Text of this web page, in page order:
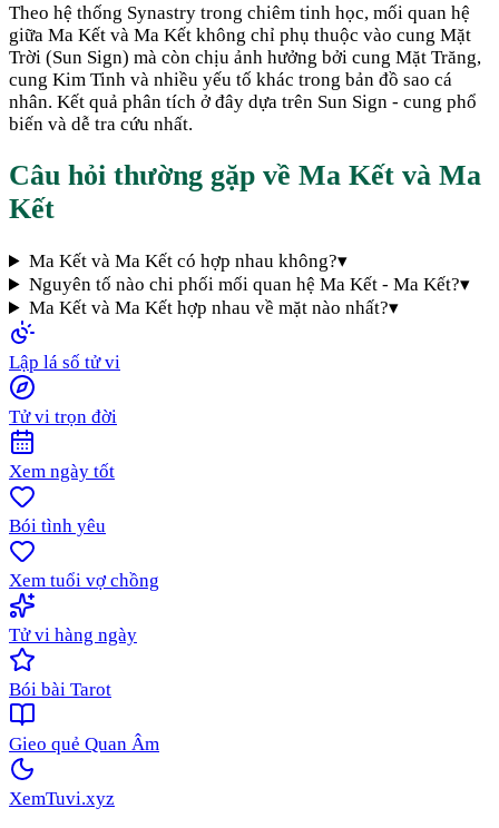
Theo hệ thống Synastry trong chiêm tinh học, mối quan hệ
giữa Ma Kết và Ma Kết không chỉ phụ thuộc vào cung Mặt
Trời (Sun Sign) mà còn chịu ảnh hưởng bởi cung Mặt Trăng,
cung Kim Tinh và nhiều yếu tố khác trong bản đồ sao cá
nhân. Kết quả phân tích ở đây dựa trên Sun Sign - cung phổ
biến và dễ tra cứu nhất.
Câu hỏi thường gặp về Ma Kết và Ma
Kết
Ma Kết và Ma Kết có hợp nhau không?▾
Nguyên tố nào chi phối mối quan hệ Ma Kết - Ma Kết?▾
Ma Kết và Ma Kết hợp nhau về mặt nào nhất?▾
Lập lá số tử vi
Tử vi trọn đời
Xem ngày tốt
Bói tình yêu
Xem tuổi vợ chồng
Tử vi hàng ngày
Bói bài Tarot
Gieo quẻ Quan Âm
XemTuvi.xyz